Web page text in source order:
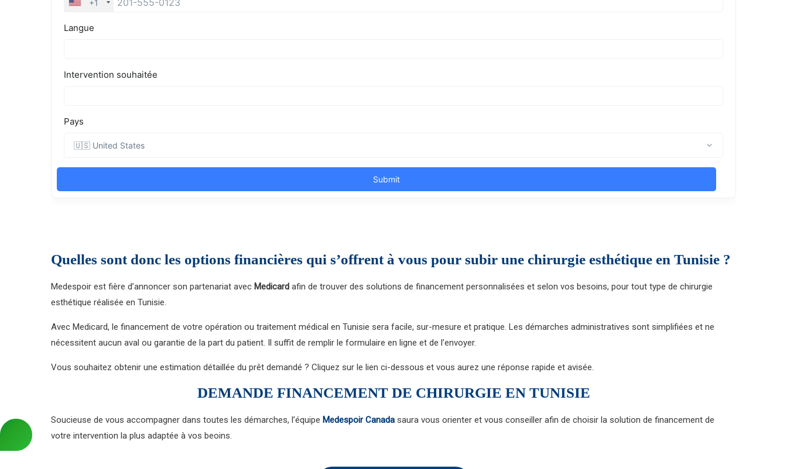
Quelles sont donc les options financières qui s’offrent à vous pour subir une chirurgie esthétique en Tunisie ?
Medespoir est fière d’annoncer son partenariat avec Medicard afin de trouver des solutions de financement personnalisées et selon vos besoins, pour tout type de chirurgie
esthétique réalisée en Tunisie.
Avec Medicard, le financement de votre opération ou traitement médical en Tunisie sera facile, sur-mesure et pratique. Les démarches administratives sont simplifiées et ne
nécessitent aucun aval ou garantie de la part du patient. Il suffit de remplir le formulaire en ligne et de l’envoyer.
Vous souhaitez obtenir une estimation détaillée du prêt demandé ? Cliquez sur le lien ci-dessous et vous aurez une réponse rapide et avisée.
DEMANDE FINANCEMENT DE CHIRURGIE EN TUNISIE
Soucieuse de vous accompagner dans toutes les démarches, l’équipe Medespoir Canada saura vous orienter et vous conseiller afin de choisir la solution de financement de
votre intervention la plus adaptée à vos beoins.